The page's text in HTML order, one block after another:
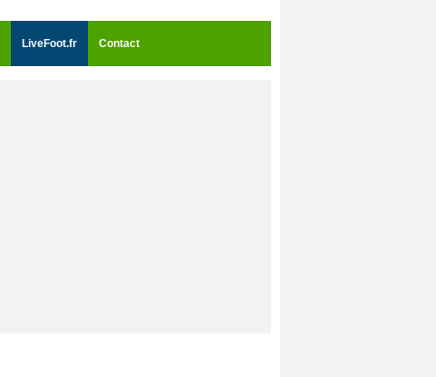
LiveFoot.fr Contact